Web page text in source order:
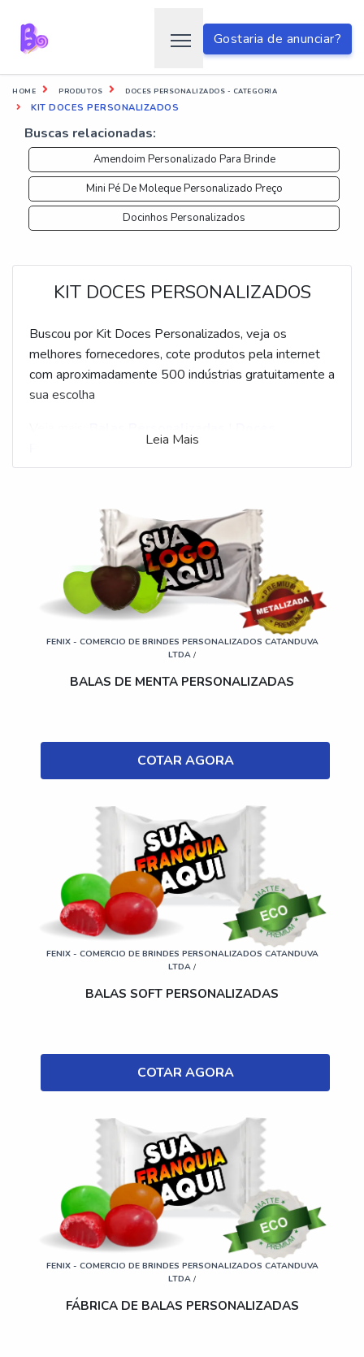
Gostaria de anunciar?
HOME PRODUTOS DOCES PERSONALIZADOS - CATEGORIA
KIT DOCES PERSONALIZADOS
Buscas relacionadas:
Amendoim Personalizado Para Brinde
Mini Pé De Moleque Personalizado Preço
Docinhos Personalizados
KIT DOCES PERSONALIZADOS
Buscou por Kit Doces Personalizados, veja os
melhores fornecedores, cote produtos pela internet
com aproximadamente 500 indústrias gratuitamente a
sua escolha
Leia Mais
FENIX - COMERCIO DE BRINDES PERSONALIZADOS CATANDUVA
LTDA /
BALAS DE MENTA PERSONALIZADAS
COTAR AGORA
FENIX - COMERCIO DE BRINDES PERSONALIZADOS CATANDUVA
LTDA /
BALAS SOFT PERSONALIZADAS
COTAR AGORA
FENIX - COMERCIO DE BRINDES PERSONALIZADOS CATANDUVA
LTDA /
FÁBRICA DE BALAS PERSONALIZADAS